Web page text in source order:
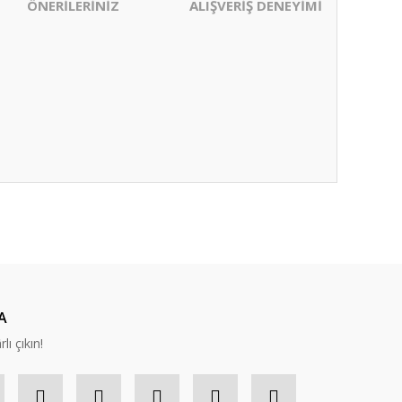
ÖNERİLERİNİZ ALIŞVERİŞ DENEYİMİ
çıkın!